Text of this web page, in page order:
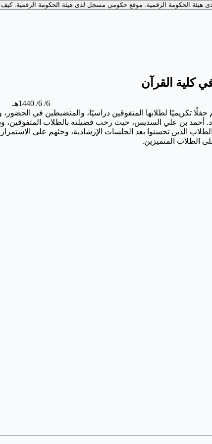
الحكومة الرقمية. موقع حكومي مسجل لدى هيئة الحكومة الرقمية.كيف
كلية القرآن
6/ 6/ 1440هـ
تكريميًا لطلابها المتفوقين دراسيًا، والمنضبطين في
أ.د. أحمد بن علي السديس، حيث رحب فضيلته بالطلاب
الذين تحسنوا بعد الجلسات الإرشادية، وحثهم على الاستمرار
الطلاب المتميزين.